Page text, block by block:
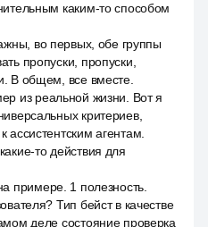
каким-то способом
во первых, обе группы
пропуски, пропуски,
В общем, все вместе.
из реальной жизни. Вот я
критериев,
агентам.
то действия для
примере. 1 полезность.
Тип бейст в качестве
деле состояние проверка